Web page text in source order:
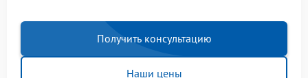
Получить консультацию
Наши цены